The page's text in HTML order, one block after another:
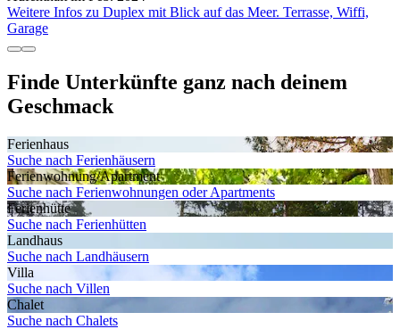
Weitere Infos zu Duplex mit Blick auf das Meer. Terrasse, Wiffi,
Garage
Finde Unterkünfte ganz nach deinem
Geschmack
Ferienhaus
Suche nach Ferienhäusern
Ferienwohnung/Apartment
Suche nach Ferienwohnungen oder Apartments
Ferienhütte
Suche nach Ferienhütten
Landhaus
Suche nach Landhäusern
Villa
Suche nach Villen
Chalet
Suche nach Chalets